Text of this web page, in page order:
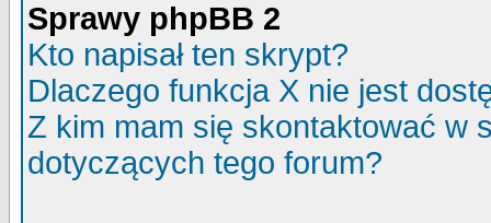
Sprawy phpBB 2
Kto napisał ten skrypt?
Dlaczego funkcja X nie jest
Z kim mam się skontaktować w
dotyczących tego forum?